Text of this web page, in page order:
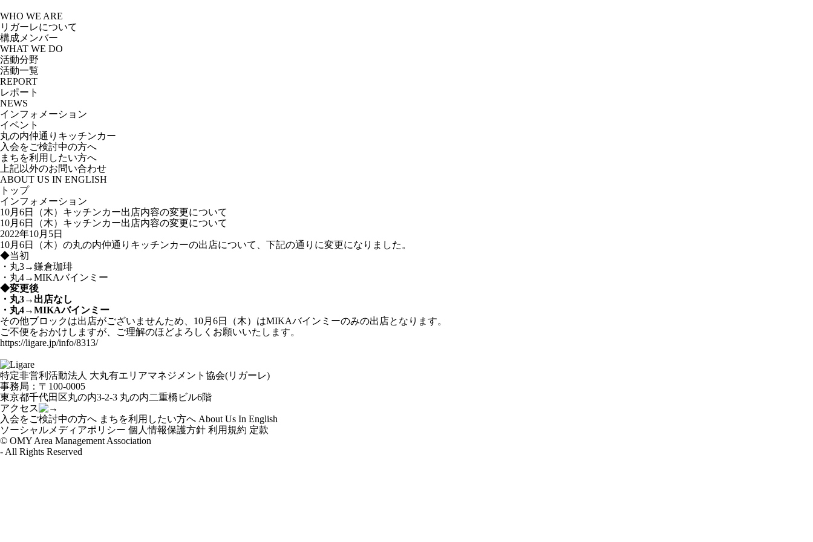
to
the
content
WHO WE ARE
リガーレについて
構成メンバー
WHAT WE DO
活動分野
活動一覧
REPORT
レポート
NEWS
インフォメーション
イベント
丸の内仲通りキッチンカー
入会をご検討中の方へ
まちを利用したい方へ
上記以外のお問い合わせ
ABOUT US IN ENGLISH
トップ
インフォメーション
10月6日（木）キッチンカー出店内容の変更について
10月6日（木）キッチンカー出店内容の変更について
2022年10月5日
10月6日（木）の丸の内仲通りキッチンカーの出店について、下記の通りに変更になりました。
◆当初
・丸3→鎌倉珈琲
・丸4→MIKAバインミー
◆変更後
・丸3→出店なし
・丸4→MIKAバインミー
その他ブロックは出店がございませんため、10月6日（木）はMIKAバインミーのみの出店となります。
ご不便をおかけしますが、ご理解のほどよろしくお願いいたします。
https://ligare.jp/info/8313/
特定非営利活動法人 大丸有エリアマネジメント協会(リガーレ)
事務局：〒100-0005
東京都千代田区丸の内3-2-3 丸の内二重橋ビル6階
アクセス
入会をご検討中の方へ まちを利用したい方へ About Us In English
ソーシャルメディアポリシー 個人情報保護方針 利用規約 定款
© OMY Area Management Association
- All Rights Reserved